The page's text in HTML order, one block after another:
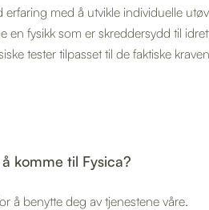
med å utvikle individuelle
en fysikk som er skreddersydd til
tester tilpasset til de faktiske
komme til Fysica?
å benytte deg av tjenestene våre.